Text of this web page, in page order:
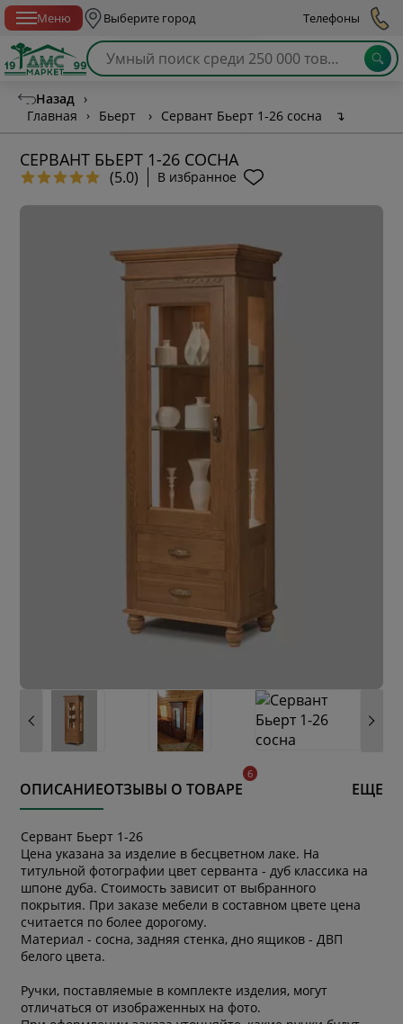
Меню Выберите город Телефоны
Назад ›
Главная
› Бьерт › Сервант Бьерт 1-26 сосна ↴
СЕРВАНТ БЬЕРТ 1-26 СОСНА
(5.0) В избранное
ОПИСАНИЕОТЗЫВЫ О ТОВАРЕ ЕЩЕ
Сервант Бьерт 1-26
Цена указана за изделие в бесцветном лаке. На
титульной фотографии цвет серванта - дуб классика на
шпоне дуба. Стоимость зависит от выбранного
покрытия. При заказе мебели в составном цвете цена
считается по более дорогому.
Материал - сосна, задняя стенка, дно ящиков - ДВП
белого цвета.
Ручки, поставляемые в комплекте изделия, могут
отличаться от изображенных на фото.